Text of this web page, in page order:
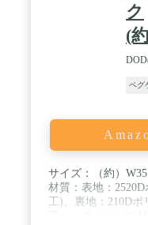
ク
(
ペグ
サイズ：（約）
材質：表地：
工)、裏地：210D